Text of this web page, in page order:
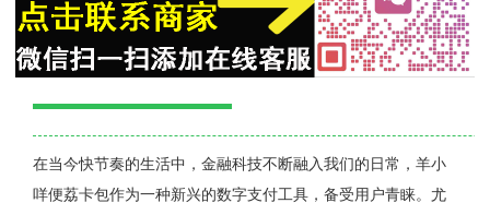
在当今快节奏的生活中，金融科技不断融入我们的日常，羊小
咩便荔卡包作为一种新兴的数字支付工具，备受用户青睐。尤